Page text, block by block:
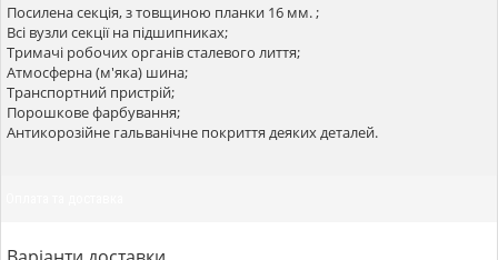
Посилена секція, з товщиною планки 16 мм. ;
Всі вузли секції на підшипниках;
Тримачі робочих органів сталевого лиття;
Атмосферна (м'яка) шина;
Транспортний пристрій;
Порошкове фарбування;
Антикорозійне гальванічне покриття деяких деталей.